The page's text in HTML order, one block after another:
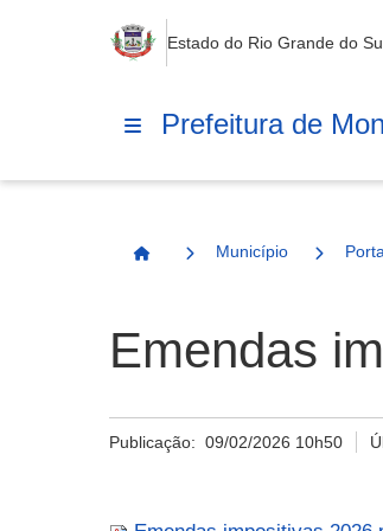
Estado do Rio Grande do
Prefeitura de
Página Inicial
Município
Emendas
Publicação: 09/02/2026 10h50